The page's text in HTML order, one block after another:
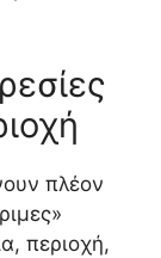
πλέον
περιοχή,